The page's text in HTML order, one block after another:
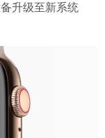
升级至新系统